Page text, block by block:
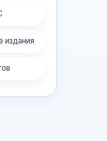
издания